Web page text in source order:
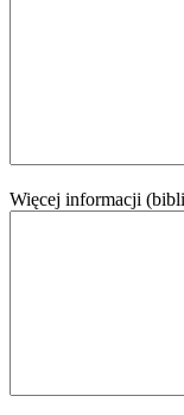
Więcej informacji